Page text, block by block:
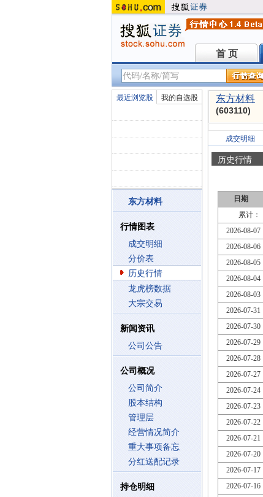
首 页
首 页
最近浏览股 我的自选股
东方材料
行情图表
成交明细
分价表
历史行情
龙虎榜数据
大宗交易
新闻资讯
公司公告
公司概况
公司简介
股本结构
管理层
经营情况简介
重大事项备忘
分红送配记录
持仓明细
东方材料
(603110)
成交明细
历史行情
日期
累计：
2026-08-07
2026-08-06
2026-08-05
2026-08-04
2026-08-03
2026-07-31
2026-07-30
2026-07-29
2026-07-28
2026-07-27
2026-07-24
2026-07-23
2026-07-22
2026-07-21
2026-07-20
2026-07-17
2026-07-16